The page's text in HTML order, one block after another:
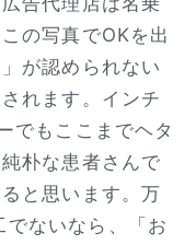
の写真でOKを出
が認められない
れます。インチ
でもここまでヘタ
朴な患者さんで
と思います。万
ないなら、「お